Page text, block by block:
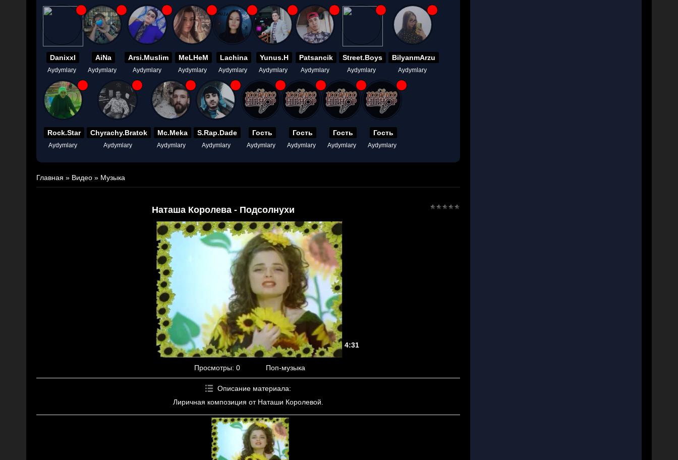
Danixxl
Aydymlary
AiNa
Aydymlary
Arsi.Muslim
Aydymlary
MeLHeM
Aydymlary
Lachina
Aydymlary
Yunus.H
Aydymlary
Patsancik
Aydymlary
Street.Boys
Aydymlary
BilyanmArzu
Aydymlary
Rock.Star
Aydymlary
Chyrachy.Bratok
Aydymlary
Mc.Meka
Aydymlary
S.Rap.Dade
Aydymlary
Гость
Aydymlary
Гость
Aydymlary
Гость
Aydymlary
Гость
Aydymlary
Главная » Видео » Музыка
Наташа Королева - Подсолнухи
4:31
Просмотры: 0 Поп-музыка
Описание материала:
Лиричная композиция от Наташи Королевой.